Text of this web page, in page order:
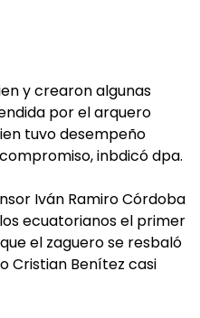
y crearon algunas
por el arquero
tuvo desempeño
inbdicó dpa.
Iván Ramiro Córdoba
ecuatorianos el primer
el zaguero se resbaló
Cristian Benítez casi